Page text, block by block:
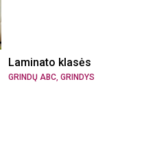
Laminato klasės
GRINDŲ ABC, GRINDYS